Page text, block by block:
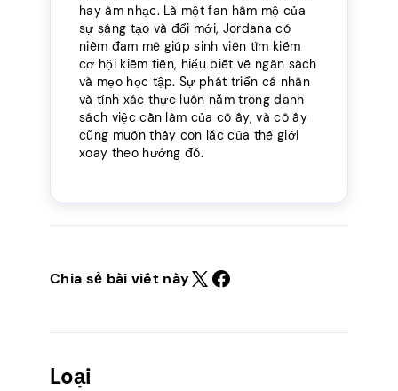
hay âm nhạc. Là một fan hâm mộ của
sự sáng tạo và đổi mới, Jordana có
niềm đam mê giúp sinh viên tìm kiếm
cơ hội kiếm tiền, hiểu biết về ngân sách
và mẹo học tập. Sự phát triển cá nhân
và tính xác thực luôn nằm trong danh
sách việc cần làm của cô ấy, và cô ấy
cũng muốn thấy con lắc của thế giới
xoay theo hướng đó.
Chia sẻ bài viết này
Loại